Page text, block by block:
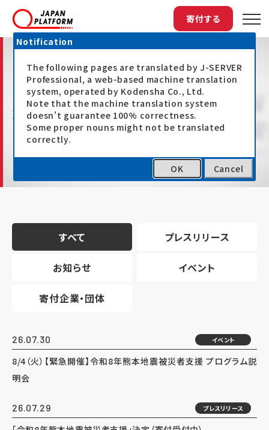
寄付する
最新情報
すべて プレスリリース
お知らせ イベント
寄付企業・団体
26.07.30 イベント
8/4（火）【緊急開催】令和8年熊本地震被災者支援 プログラム説
明会
26.07.29 プレスリリース
Notification
The following pages are translated by J-SERVER
Professional, a web-based machine translation
system, operated by Kodensha Co., Ltd.
Note that the machine translation system
doesn't guarantee 100% correctness.
Some proper nouns might not be translated
correctly.
OK Cancel